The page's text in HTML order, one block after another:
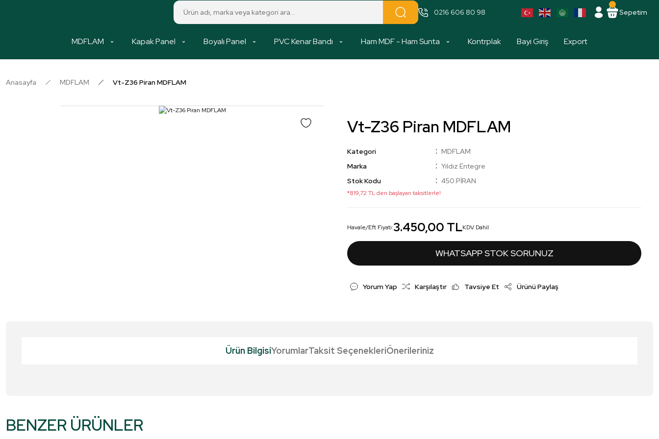
0216 606 80 98 Sepetim
MDFLAM Kapak Panel Boyalı Panel PVC Kenar Bandı Ham MDF - Ham Sunta Kontrplak Bayi Giriş Export
Anasayfa MDFLAM Vt-Z36 Piran MDFLAM
Vt-Z36 Piran MDFLAM
Kategori
MDFLAM
Marka
Yıldız Entegre
Stok Kodu
450.PİRAN
*819,72 TL den başlayan taksitlerle!
Havale/Eft Fiyatı:3.450,00 TLKDV Dahil
WHATSAPP STOK SORUNUZ
Yorum Yap Karşılaştır Tavsiye Et Ürünü Paylaş
Ürün BilgisiYorumlarTaksit SeçenekleriÖnerileriniz
BENZER ÜRÜNLER